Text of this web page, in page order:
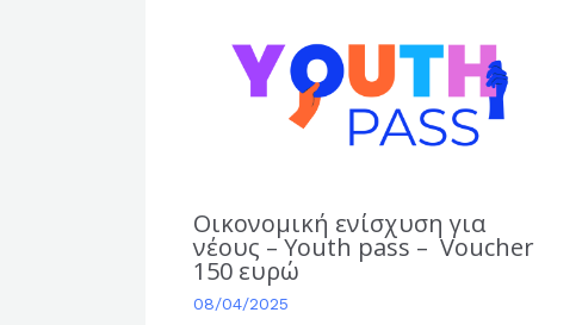
Οικονομική ενίσχυση για
νέους – Youth pass – Voucher
150 ευρώ
08/04/2025